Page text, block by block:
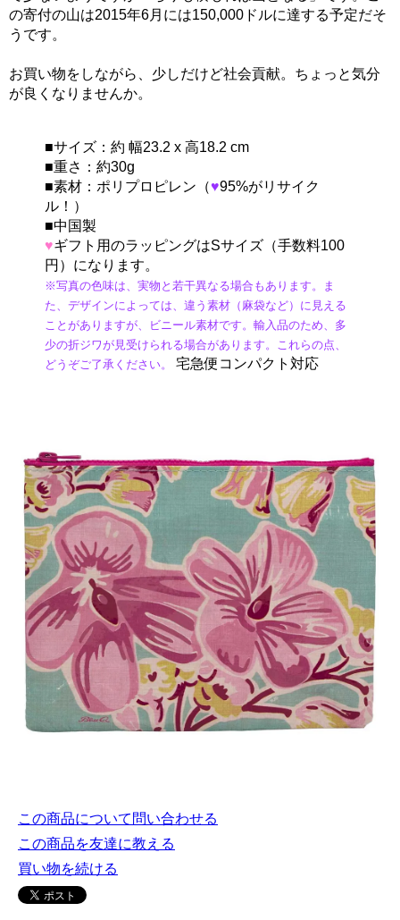
の寄付の山は2015年6月には150,000ドルに達する予定だそ
うです。
お買い物をしながら、少しだけど社会貢献。ちょっと気分
が良くなりませんか。
■サイズ：約 幅23.2 x 高18.2 cm
■重さ：約30g
■素材：ポリプロピレン（♥95%がリサイク
ル！）
■中国製
♥ギフト用のラッピングはSサイズ（手数料100
円）になります。
※写真の色味は、実物と若干異なる場合もあります。ま
た、デザインによっては、違う素材（麻袋など）に見える
ことがありますが、ビニール素材です。輸入品のため、多
少の折ジワが見受けられる場合があります。これらの点、
どうぞご了承ください。
宅急便コンパクト対応
この商品について問い合わせる
この商品を友達に教える
買い物を続ける